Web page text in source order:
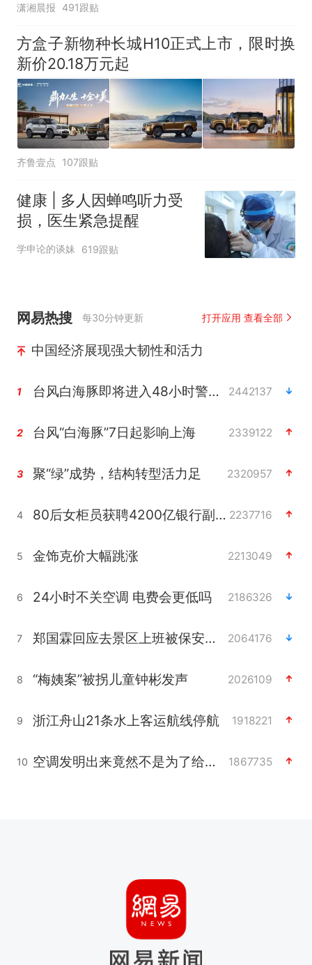
潇湘晨报 491跟贴
方盒子新物种长城H10正式上市，限时换
新价20.18万元起
齐鲁壹点 107跟贴
健康 | 多人因蝉鸣听力受
损，医生紧急提醒
学申论的谈妹 619跟贴
网易热搜 每30分钟更新 打开应用 查看全部
中国经济展现强大韧性和活力
1 台风白海豚即将进入48小时警戒线 2442137
2 台风“白海豚”7日起影响上海 2339122
3 聚“绿”成势，结构转型活力足 2320957
4 80后女柜员获聘4200亿银行副行长 2237716
5 金饰克价大幅跳涨 2213049
6 24小时不关空调 电费会更低吗 2186326
7 郑国霖回应去景区上班被保安拦下 2064176
8 “梅姨案”被拐儿童钟彬发声 2026109
9 浙江舟山21条水上客运航线停航 1918221
10 空调发明出来竟然不是为了给人降温 1867735